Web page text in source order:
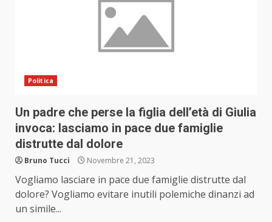
Politica
Un padre che perse la figlia dell’età di Giulia
invoca: lasciamo in pace due famiglie
distrutte dal dolore
Bruno Tucci Novembre 21, 2023
Vogliamo lasciare in pace due famiglie distrutte dal
dolore? Vogliamo evitare inutili polemiche dinanzi ad
un simile...